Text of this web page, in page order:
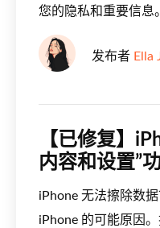
您的隐私和重要信息。
发布者 Ella
【已修复】
内容和设置”
iPhone 无法擦除数
iPhone 的可能原因